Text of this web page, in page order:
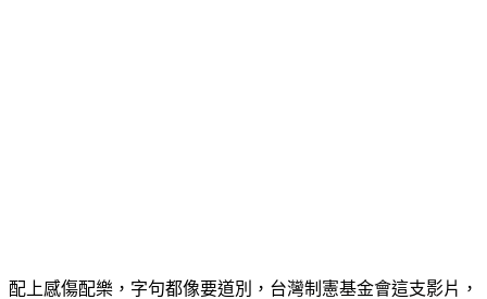
配上感傷配樂，字句都像要道別，台灣制憲基金會這支影片，